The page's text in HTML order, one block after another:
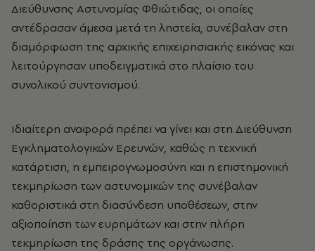
Διεύθυνσης Αστυνομίας Φθιώτιδας, οι οποίες
αντέδρασαν άμεσα μετά τη ληστεία, συνέβαλαν στη
διαμόρφωση της αρχικής επιχειρησιακής εικόνας και
λειτούργησαν υποδειγματικά στο πλαίσιο του
συνολικού συντονισμού.
Ιδιαίτερη αναφορά πρέπει να γίνει και στη Διεύθυνση
Εγκληματολογικών Ερευνών, καθώς η τεχνική
κατάρτιση, η εμπειρογνωμοσύνη και η επιστημονική
τεκμηρίωση των αστυνομικών της συνέβαλαν
καθοριστικά στη διασύνδεση υποθέσεων, στην
αξιοποίηση των ευρημάτων και στην πλήρη
τεκμηρίωση της δράσης της οργάνωσης.